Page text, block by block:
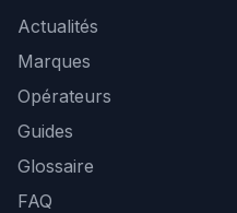
Actualités
Marques
Opérateurs
Guides
Glossaire
FAQ